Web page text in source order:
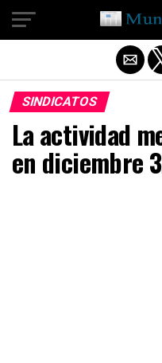
SINDICATOS
La actividad
en diciembre
Salir de